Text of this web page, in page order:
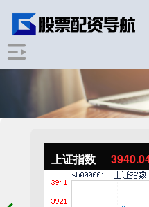
上证指数